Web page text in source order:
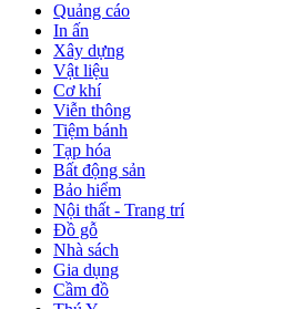
Quảng cáo
In ấn
Xây dựng
Vật liệu
Cơ khí
Viễn thông
Tiệm bánh
Tạp hóa
Bất động sản
Bảo hiểm
Nội thất - Trang trí
Đồ gỗ
Nhà sách
Gia dụng
Cầm đồ